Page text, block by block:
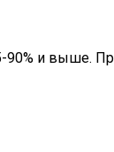
и выше.